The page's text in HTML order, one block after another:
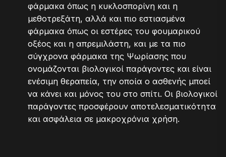
φάρμακα όπως η κυκλοσπορίνη και η
μεθοτρεξάτη, αλλά και πιο εστιασμένα
φάρμακα όπως οι εστέρες τoυ φoυμαρικoύ
oξέoς και η απρεμιλάστη, και με τα πιο
σύγχρονα φάρμακα της Ψωρίασης που
ονομάζονται βιολογικοί παράγοντες και είναι
ενέσιμη θεραπεία, την οποία ο ασθενής μποεί
να κάνει και μόνος του στο σπίτι. Οι βιολογικοί
παράγοντες προσφέρουν αποτελεσματικότητα
και ασφάλεια σε μακροχρόνια χρήση.